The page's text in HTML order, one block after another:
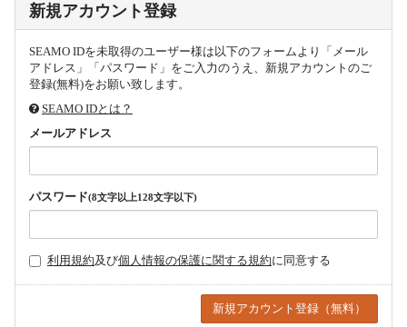
新規アカウント登録
SEAMO IDを未取得のユーザー様は以下のフォームより「メール
アドレス」「パスワード」をご入力のうえ、新規アカウントのご
登録(無料)をお願い致します。
SEAMO IDとは？
メールアドレス
パスワード(8文字以上128文字以下)
利用規約及び個人情報の保護に関する規約に同意する